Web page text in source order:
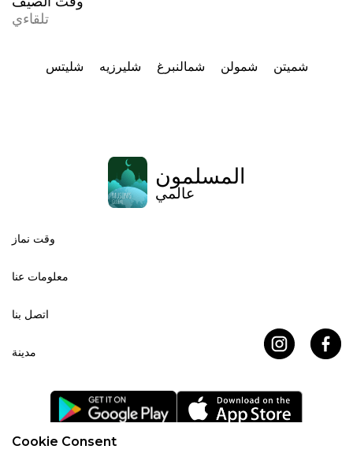
Cookie Consent
تلقاءي
شليتس شليرزيه شمالنبرغ شمولن شمیتن
المسلمون
عالمي
وقت نماز
معلومات عنا
اتصل بنا
مدينة